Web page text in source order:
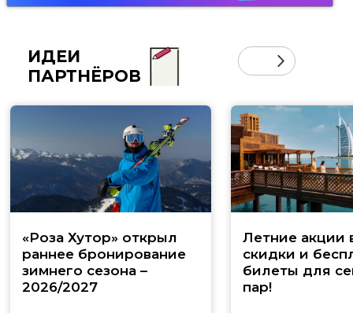
ИДЕИ
ПАРТНЁРОВ
«Роза Хутор» открыл
раннее бронирование
зимнего сезона –
2026/2027
Летние акции
скидки и
билеты для
пар!